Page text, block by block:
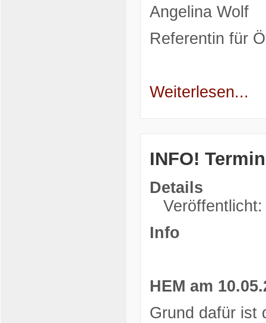
Angelina Wolf
Referentin für
Weiterlesen...
INFO!
Details
Info
HEM am
Grund dafür ist